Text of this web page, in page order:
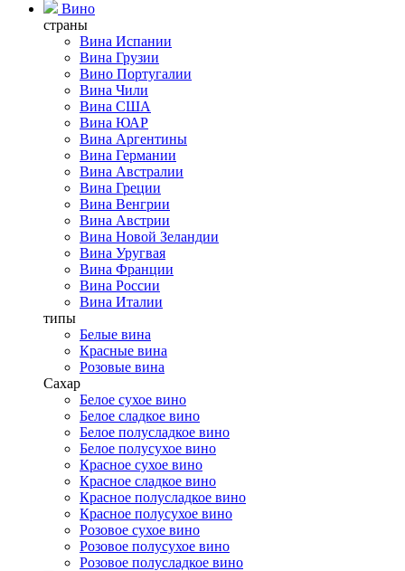
Вино
страны
Вина Испании
Вина Грузии
Вино Португалии
Вина Чили
Вина США
Вина ЮАР
Вина Аргентины
Вина Германии
Вина Австралии
Вина Греции
Вина Венгрии
Вина Австрии
Вина Новой Зеландии
Вина Уругвая
Вина Франции
Вина России
Вина Италии
типы
Белые вина
Красные вина
Розовые вина
Сахар
Белое сухое вино
Белое сладкое вино
Белое полусладкое вино
Белое полусухое вино
Красное сухое вино
Красное сладкое вино
Красное полусладкое вино
Красное полусухое вино
Розовое сухое вино
Розовое полусухое вино
Розовое полусладкое вино